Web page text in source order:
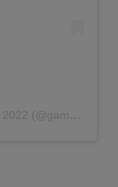
A post shared by Commonwealth Games 2022 (@gamescommonwealth)